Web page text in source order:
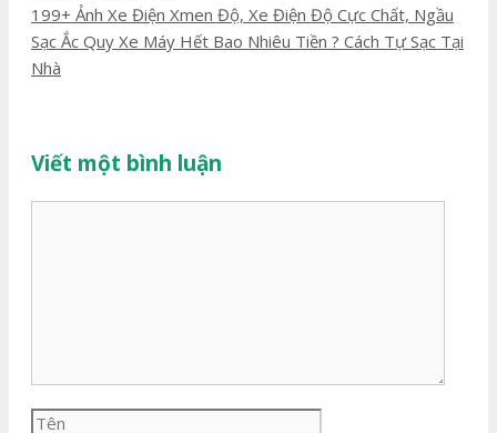
mục
Điều
hướng
bài
199+ Ảnh Xe Điện Xmen Độ, Xe Điện Độ Cực Chất, Ngầu
Sạc Ắc Quy Xe Máy Hết Bao Nhiêu Tiền ? Cách Tự Sạc Tại
Nhà
Viết một bình luận
Tên